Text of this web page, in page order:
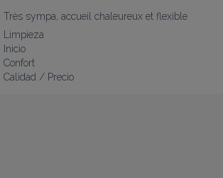
Très sympa, accueil chaleureux et flexible
Limpieza
Inicio
Confort
Calidad / Precio